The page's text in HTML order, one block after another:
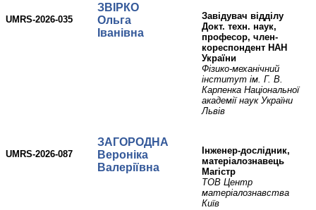
UMRS-2026-035
ЗВІРКО
Ольга
Іванівна
Завідувач відділу
Докт. техн. наук,
професор, член-
кореспондент НАН
України
Фізико-механічний
інститут ім. Г. В.
Карпенка Національної
академії наук України
Львів
UMRS-2026-087
ЗАГОРОДНА
Вероніка
Валеріївна
матеріалознавець
Магістр
ТОВ Центр
матеріалознавства
Київ